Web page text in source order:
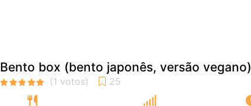
Bento box (bento japonês, versão vegano)